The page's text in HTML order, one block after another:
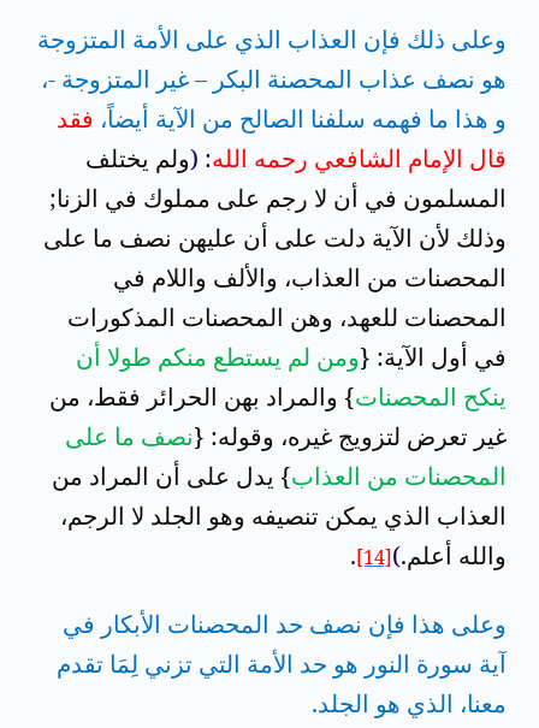
وعلى ذلك فإن العذاب الذي على الأمة المتزوجة
هو نصف عذاب المحصنة البكر – غير المتزوجة -،
و هذا ما فهمه سلفنا الصالح من الآية أيضاً، فقد
قال الإمام الشافعي رحمه الله: (ولم يختلف
المسلمون في أن لا رجم على مملوك في الزنا;
وذلك لأن الآية دلت على أن عليهن نصف ما على
المحصنات من العذاب، والألف واللام في
المحصنات للعهد، وهن المحصنات المذكورات
في أول الآية: {ومن لم يستطع منكم طولا أن
ينكح المحصنات} والمراد بهن الحرائر فقط، من
غير تعرض لتزويج غيره، وقوله: {نصف ما على
المحصنات من العذاب} يدل على أن المراد من
العذاب الذي يمكن تنصيفه وهو الجلد لا الرجم،
والله أعلم.)
[14]
.
وعلى هذا فإن نصف حد المحصنات الأبكار في
آية سورة النور هو حد الأمة التي تزني لِمَا تقدم
معنا، الذي هو الجلد.